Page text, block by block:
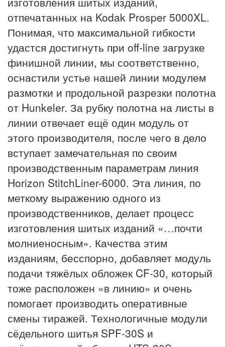
отпечатанных на Kodak Prosper 5000XL.
Понимая, что максимальной гибкости
удастся достигнуть при off-line загрузке
финишной линии, мы соответственно,
оснастили устье нашей линии модулем
размотки и продольной разрезки полотна
от Hunkeler. За рубку полотна на листы в
линии отвечает ещё один модуль от
этого производителя, после чего в дело
вступает замечательная по своим
производственным параметрам линия
Horizon StitchLiner-6000. Эта линия, по
меткому выражению одного из
производственников, делает процесс
изготовления шитых изданий «…почти
молниеносным». Качества этим
изданиям, бесспорно, добавляет модуль
подачи тяжёлых обложек CF-30, который
тоже расположен «в линию» и очень
помогает производить оперативные
смены тиражей. Технологичные модули
сёдельного шитья SPF-30S и